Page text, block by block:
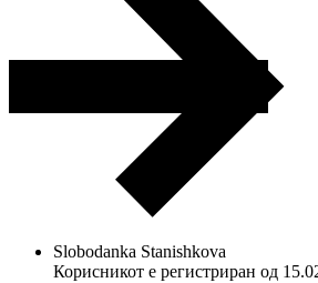
Slobodanka Stanishkova
Корисникот е регистриран од